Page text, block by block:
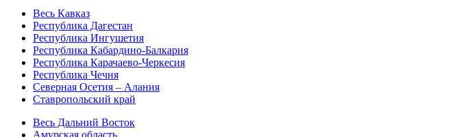
Весь Кавказ
Республика Дагестан
Республика Ингушетия
Республика Кабардино-Балкария
Республика Карачаево-Черкесия
Республика Чечня
Северная Осетия – Алания
Ставропольский край
Весь Дальний Восток
Амурская область